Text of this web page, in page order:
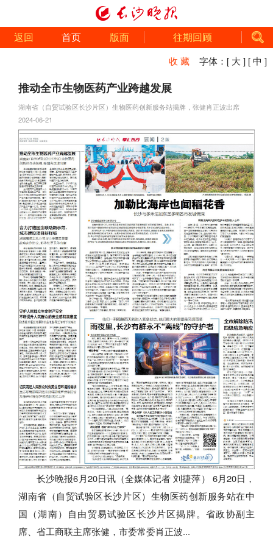
返回 首页 版面 往期回顾
收 藏 字体： [ 大 ] [ 中 ]
推动全市生物医药产业跨越发展
湖南省（自贸试验区长沙片区）生物医药创新服务站揭牌，张健肖正波出席
2024-06-21
长沙晚报6月20日讯（全媒体记者 刘捷萍） 6月20日，
湖南省（自贸试验区长沙片区）生物医药创新服务站在中
国（湖南）自由贸易试验区长沙片区揭牌。省政协副主
席、省工商联主席张健，市委常委肖正波...